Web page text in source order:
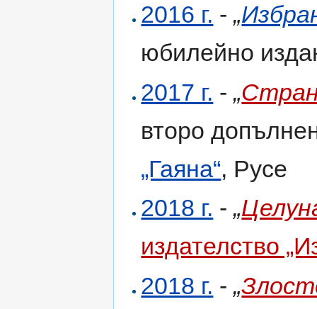
2016 г. -„
юбилейно
2017 г. -„
второ
„Гаяна“, Русе
2018 г. -„
издателство
2018 г. -„